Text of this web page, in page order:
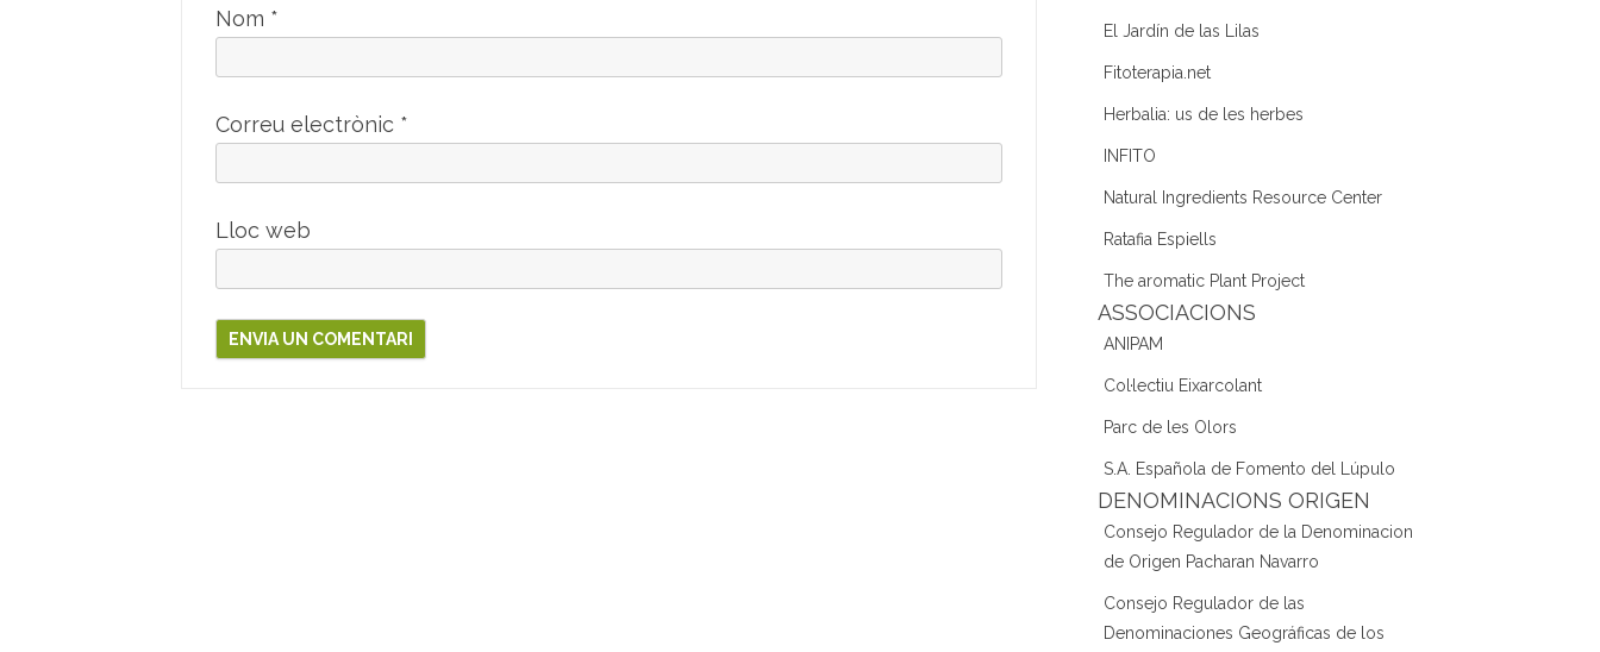
Nom *
Correu electrònic *
Lloc web
El Jardín de las Lilas
Fitoterapia.net
Herbalia: us de les herbes
INFITO
Natural Ingredients Resource Center
Ratafia Espiells
The aromatic Plant Project
ASSOCIACIONS
ANIPAM
Col·lectiu Eixarcolant
Parc de les Olors
S.A. Española de Fomento del Lúpulo
DENOMINACIONS ORIGEN
Consejo Regulador de la Denominacion
de Origen Pacharan Navarro
Consejo Regulador de las
Denominaciones Geográficas de los